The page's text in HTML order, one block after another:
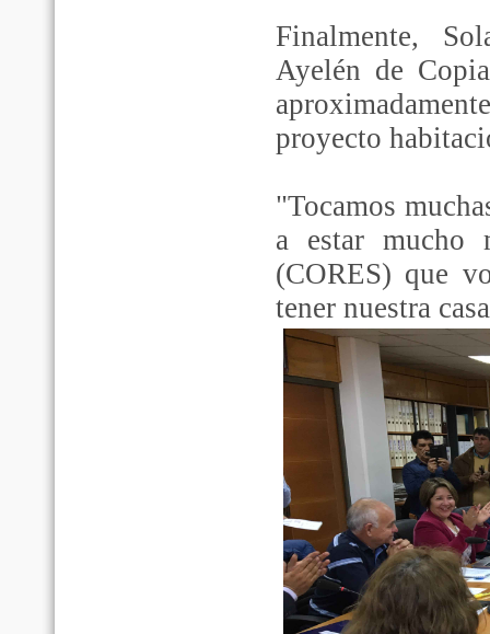
Finalmente,
Ayelén de
proyecto
"Tocamos
a estar mucho
(CORES) que
tener nuestra